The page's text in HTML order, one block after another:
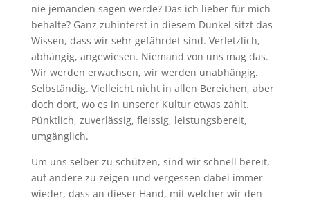
nie jemanden sagen werde? Das ich lieber für mich
behalte? Ganz zuhinterst in diesem Dunkel sitzt das
Wissen, dass wir sehr gefährdet sind. Verletzlich,
abhängig, angewiesen. Niemand von uns mag das.
Wir werden erwachsen, wir werden unabhängig.
Selbständig. Vielleicht nicht in allen Bereichen, aber
doch dort, wo es in unserer Kultur etwas zählt.
Pünktlich, zuverlässig, fleissig, leistungsbereit,
umgänglich.
Um uns selber zu schützen, sind wir schnell bereit,
auf andere zu zeigen und vergessen dabei immer
wieder, dass an dieser Hand, mit welcher wir den